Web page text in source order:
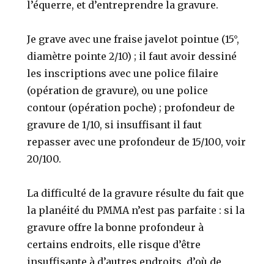
l’équerre, et d’entreprendre la gravure.
Je grave avec une fraise javelot pointue (15°,
diamètre pointe 2/10) ; il faut avoir dessiné
les inscriptions avec une police filaire
(opération de gravure), ou une police
contour (opération poche) ; profondeur de
gravure de 1/10, si insuffisant il faut
repasser avec une profondeur de 15/100, voir
20/100.
La difficulté de la gravure résulte du fait que
la planéité du PMMA n’est pas parfaite : si la
gravure offre la bonne profondeur à
certains endroits, elle risque d’être
insuffisante à d’autres endroits, d’où de